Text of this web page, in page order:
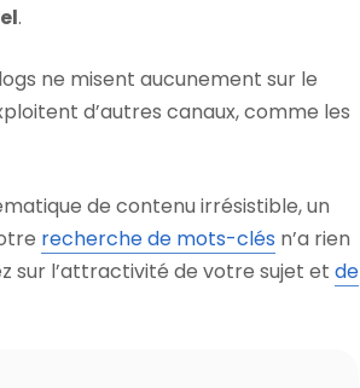
.
ne misent aucunement sur le
d’autres canaux, comme les
de contenu irrésistible, un
recherche de mots-clés n’a rien
sur l’attractivité de votre sujet et de